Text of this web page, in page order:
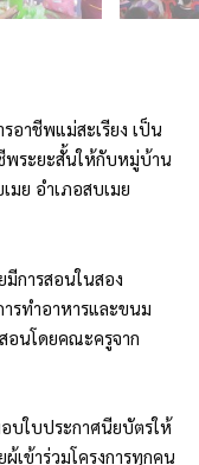
อาชีพแม่สะเรียง เป็น
พระยะสั้นให้กับหมู่บ้าน
มย อำเภอสบเมย
มีการสอนในสอง
รทำอาหารและขนม
อนโดยคณะครูจาก
บใบประกาศนียบัตรให้
เข้าร่วมโครงการทุกคน